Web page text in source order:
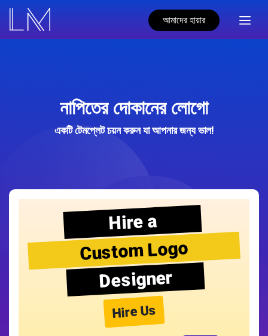
আমাদের হায়ার
নাপিতের দোকানের লোগো
একটি টেমপ্লেট চয়ন করুন যা আপনার জন্য ভাল!
Hire a
Custom Logo
Designer
Hire Us